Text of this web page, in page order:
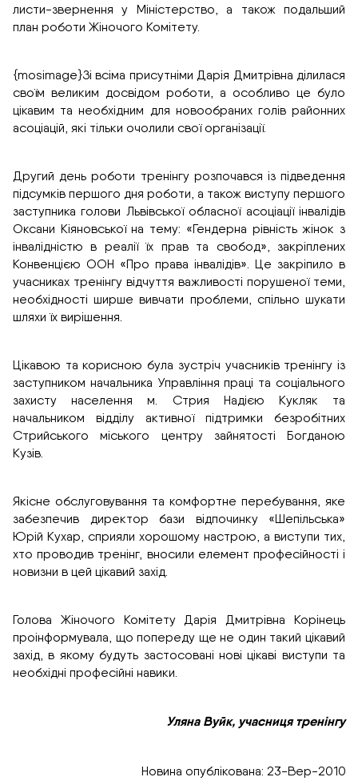
листи-звернення у Міністерство, а також подальший
план роботи Жіночого Комітету.
{mosimage}Зі всіма присутніми Дарія Дмитрівна ділилася
своїм великим досвідом роботи, а особливо це було
цікавим та необхідним для новообраних голів районних
асоціацій, які тільки очолили свої організації.
Другий день роботи тренінгу розпочався із підведення
підсумків першого дня роботи, а також виступу першого
заступника голови Львівської обласної асоціації інвалідів
Оксани Кіяновської на тему: «Гендерна рівність жінок з
інвалідністю в реалії їх прав та свобод», закріплених
Конвенцією ООН «Про права інвалідів». Це закріпило в
учасниках тренінгу відчуття важливості порушеної теми,
необхідності ширше вивчати проблеми, спільно шукати
шляхи їх вирішення.
Цікавою та корисною була зустріч учасників тренінгу із
заступником начальника Управління праці та соціального
захисту населення м. Стрия Надією Кукляк та
начальником відділу активної підтримки безробітних
Стрийського міського центру зайнятості Богданою
Кузів.
Якісне обслуговування та комфортне перебування, яке
забезпечив директор бази відпочинку «Шепільська»
Юрій Кухар, сприяли хорошому настрою, а виступи тих,
хто проводив тренінг, вносили елемент професійності і
новизни в цей цікавий захід.
Голова Жіночого Комітету Дарія Дмитрівна Корінець
проінформувала, що попереду ще не один такий цікавий
захід, в якому будуть застосовані нові цікаві виступи та
необхідні професійні навики.
Уляна Вуйк, учасниця тренінгу
Новина опублікована: 23-Вер-2010